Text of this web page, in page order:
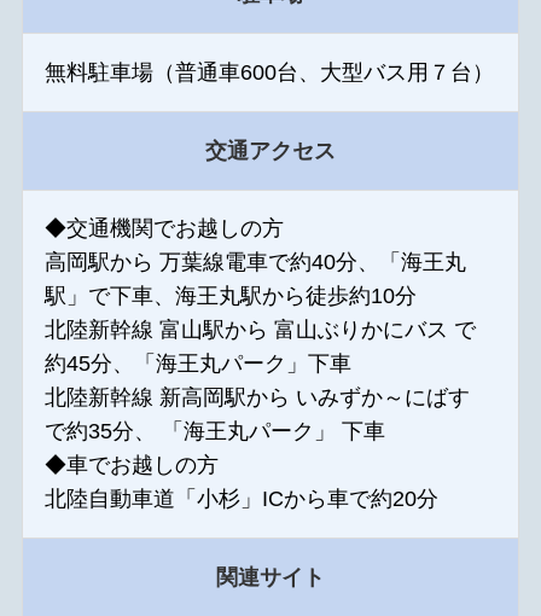
無料駐車場（普通車600台、大型バス用７台）
交通アクセス
◆交通機関でお越しの方
高岡駅から 万葉線電車で約40分、「海王丸
駅」で下車、海王丸駅から徒歩約10分
北陸新幹線 富山駅から 富山ぶりかにバス で
約45分、「海王丸パーク」下車
北陸新幹線 新高岡駅から いみずか～にばす
で約35分、 「海王丸パーク」 下車
◆車でお越しの方
北陸自動車道「小杉」ICから車で約20分
関連サイト